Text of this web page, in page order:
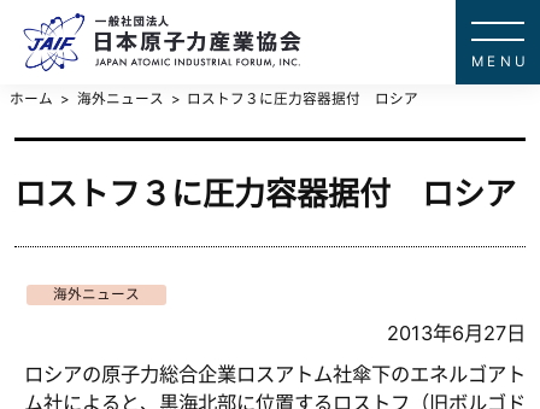
ホーム 海外ニュース ロストフ３に圧力容器据付 ロシア
ロストフ３に圧力容器据付 ロシア
海外ニュース
2013年6月27日
ロシアの原子力総合企業ロスアトム社傘下のエネルゴアト
ム社によると、黒海北部に位置するロストフ（旧ボルゴド